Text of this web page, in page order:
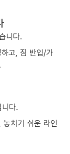
니다.
고, 짐 반입/가
니다.
치기 쉬운 라인